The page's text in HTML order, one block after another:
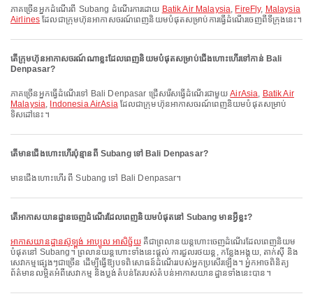
ភាគច្រើនអ្នកដំណើរពី Subang ដំណើរការដោយ Batik Air Malaysia, FireFly, Malaysia
Airlines ដែលជាក្រុមហ៊ុនអាកាសចរណ៍ពេញនិយមបំផុតសម្រាប់ការធ្វើដំណើរចេញពីទីក្រុងនេះ។
តើក្រុមហ៊ុនអាកាសចរណ៍ណាខ្លះដែលពេញនិយមបំផុតសម្រាប់ជើងហោះហើរទៅកាន់ Bali
Denpasar?
ភាគច្រើនអ្នកធ្វើដំណើរទៅ Bali Denpasar ជ្រើសរើសធ្វើដំណើរជាមួយAirAsia, Batik Air
Malaysia, Indonesia AirAsiaដែលជាក្រុមហ៊ុនអាកាសចរណ៍ពេញនិយមបំផុតសម្រាប់
ទិសដៅនេះ។
តើមានជើងហោះហើរប៉ុន្មានពី Subang ទៅ Bali Denpasar?
មានជើងហោះហើរ ពី Subang ទៅ Bali Denpasar។
តើអាកាសយានដ្ឋានចេញដំណើរដែលពេញនិយមបំផុតនៅ Subang មានអ្វីខ្លះ?
អាកាសយានដ្ឋានស៊ូឡ្តង់ អាប្បូល អាសិច្ជ័យគឺជាព្រលានយន្តហោះចេញដំណើរដែលពេញនិយម
បំផុតនៅ Subang។ ព្រលានយន្តហោះទាំងនេះផ្តល់ ការជួលរថយន្ត, កន្លែងអង្គុយ, តាក់ស៊ី និង
សេវាកម្មផ្សេងៗជាច្រើន ដើម្បីធ្វើឱ្យបទពិសោធន៍ដំណើររបស់អ្នកប្រសើរឡើង។ អ្នកអាចពិនិត្យ
ព័ត៌មានលម្អិតអំពីសេវាកម្ម និងប្លង់តំបន់តែរបស់តំបន់អាកាសយានដ្ឋានទាំងនេះបាន។